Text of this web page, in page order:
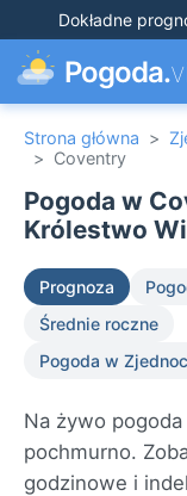
Dokładne
Pogoda.
Strona główna >
> Coventry
Pogoda w
Królestwo
Prognoza
Średnie roczne
Pogoda w
Na żywo
pochmurno.
godzinowe i